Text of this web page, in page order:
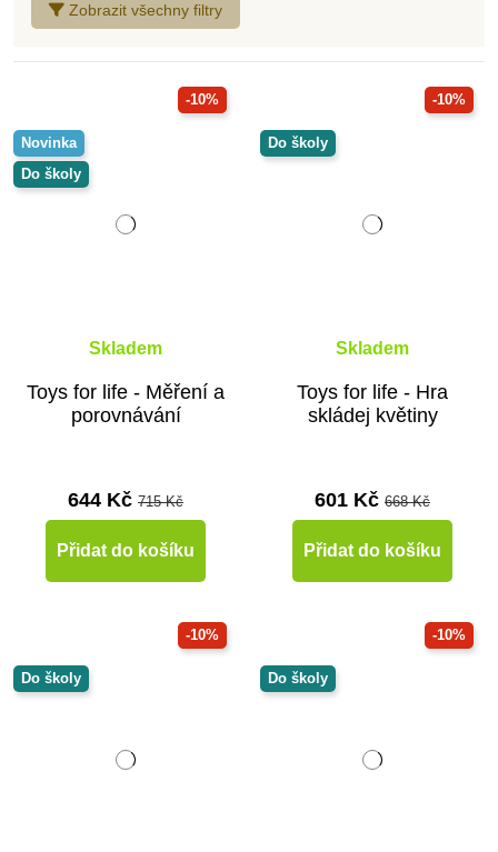
Zobrazit všechny filtry
-10%
Novinka
Do školy
Skladem
Toys for life - Měření a
porovnávání
644 Kč 715 Kč
Přidat do košíku
-10%
Do školy
Skladem
Toys for life - Hra
skládej květiny
601 Kč 668 Kč
Přidat do košíku
-10%
Do školy
-10%
Do školy